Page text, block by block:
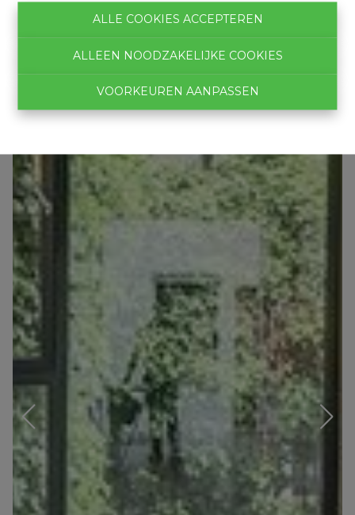
ALLE COOKIES ACCEPTEREN
ALLEEN NOODZAKELIJKE COOKIES
VOORKEUREN AANPASSEN